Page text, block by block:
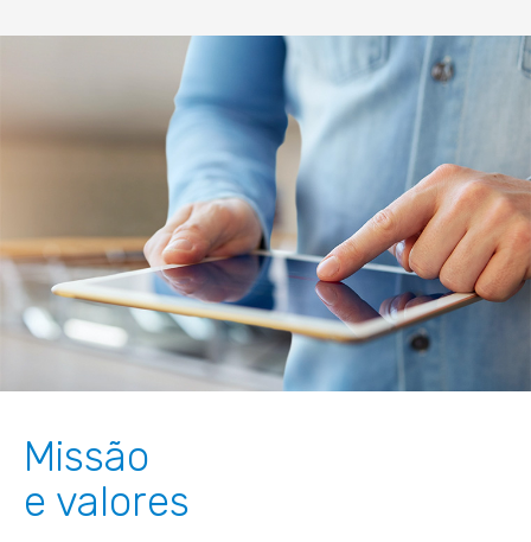
Missão
e valores